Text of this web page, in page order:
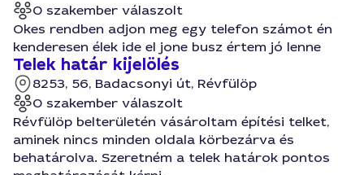
0 szakember válaszolt
Okes rendben adjon meg egy telefon számot én
kenderesen élek ide el jone busz értem jó lenne
Telek határ kijelölés
8253, 56, Badacsonyi út, Révfülöp
0 szakember válaszolt
Révfülöp belterületén vásároltam építési telket,
aminek nincs minden oldala körbezárva és
behatárolva. Szeretném a telek határok pontos